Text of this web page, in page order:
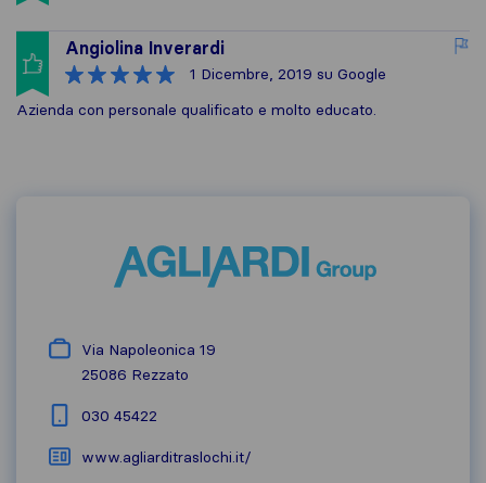
Angiolina Inverardi
1 Dicembre, 2019 su Google
Azienda con personale qualificato e molto educato.
Via Napoleonica 19
25086 Rezzato
030 45422
www.agliarditraslochi.it/